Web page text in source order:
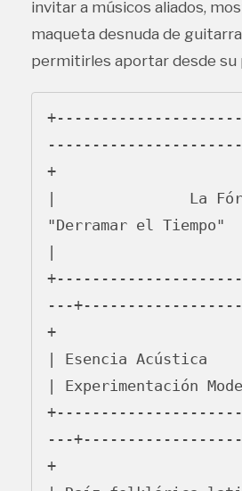
invitar a músicos aliados,
maqueta desnuda de guitarra
permitirles aportar desde su
+
|               La
"Derramar el Tiempo"
---
+
| Esencia Acústica
| Experimentación
---
+